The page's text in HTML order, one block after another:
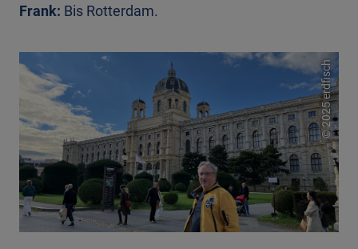
Frank: Bis Rotterdam.
©
2025 erdfisch